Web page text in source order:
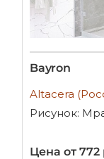
Bayron
Altacera
Рисунок:
Цена от